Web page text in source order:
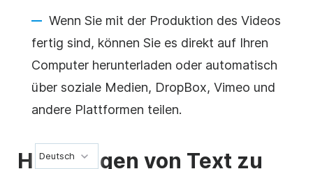
Wenn Sie mit der Produktion des Videos
fertig sind, können Sie es direkt auf Ihren
Computer herunterladen oder automatisch
über soziale Medien, DropBox, Vimeo und
andere Plattformen teilen.
Hinzufügen von Text zu
Deutsch